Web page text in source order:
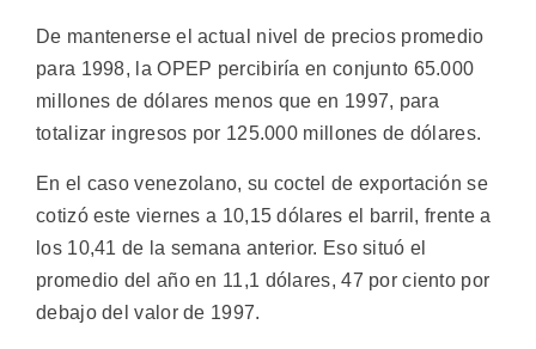
De mantenerse el actual nivel de precios promedio
para 1998, la OPEP percibiría en conjunto 65.000
millones de dólares menos que en 1997, para
totalizar ingresos por 125.000 millones de dólares.
En el caso venezolano, su coctel de exportación se
cotizó este viernes a 10,15 dólares el barril, frente a
los 10,41 de la semana anterior. Eso situó el
promedio del año en 11,1 dólares, 47 por ciento por
debajo del valor de 1997.